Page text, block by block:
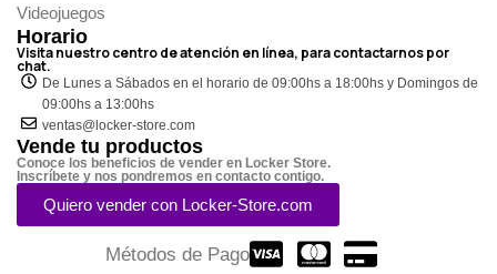
Videojuegos
Horario
Visita nuestro centro de atención en línea, para contactarnos por
chat.
De Lunes a Sábados en el horario de 09:00hs a 18:00hs y Domingos de
09:00hs a 13:00hs
ventas@locker-store.com
Vende tu productos
Conoce los beneficios de vender en Locker Store.
Inscríbete y nos pondremos en contacto contigo.
Quiero vender con Locker-Store.com
Métodos de Pago